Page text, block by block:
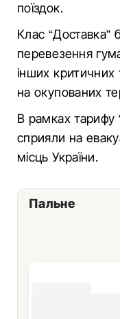
поїздок.
Клас “Доставка”
перевезення
інших
на окупованих
В рамках тарифу
сприяли на
місць України.
Пальне